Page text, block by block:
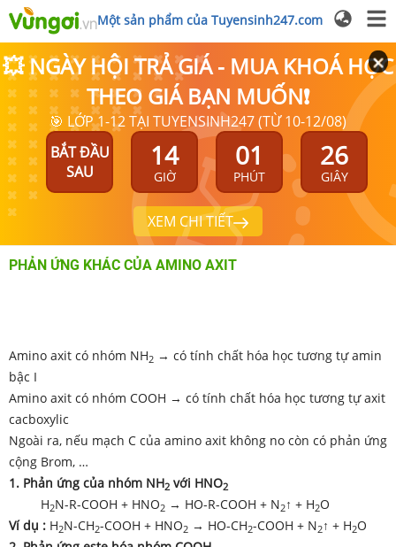
Một sản phẩm của Tuyensinh247.com
💥 NGÀY HỘI TRẢ GIÁ - MUA KHOÁ HỌC
THEO GIÁ BẠN MUỐN❗
🎯 LỚP 1-12 TẠI TUYENSINH247 (TỪ 10-12/08)
BẮT ĐẦU
SAU
14
GIỜ
01
PHÚT
26
GIÂY
XEM CHI TIẾT
PHẢN ỨNG KHÁC CỦA AMINO AXIT
Amino axit có nhóm NH2 → có tính chất hóa học tương tự amin
bậc I
Amino axit có nhóm COOH → có tính chất hóa học tương tự axit
cacboxylic
Ngoài ra, nếu mạch C của amino axit không no còn có phản ứng
cộng Brom, …
1. Phản ứng của nhóm NH2 với HNO2
H2N-R-COOH + HNO2 → HO-R-COOH + N2↑ + H2O
Ví dụ : H2N-CH2-COOH + HNO2 → HO-CH2-COOH + N2↑ + H2O